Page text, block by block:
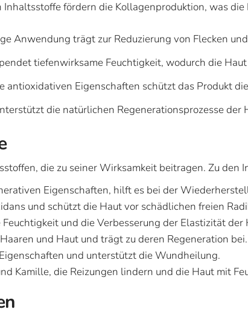
Inhaltsstoffe fördern die Kollagenproduktion, was
Anwendung trägt zur Reduzierung von Flecken
tiefenwirksame Feuchtigkeit, wodurch die
antioxidativen Eigenschaften schützt das Produkt
die natürlichen Regenerationsprozesse der
die zu seiner Wirksamkeit beitragen. Zu den
Eigenschaften, hilft es bei der
und schützt die Haut vor schädlichen freien
und die Verbesserung der Elastizität der
und Haut und trägt zu deren Regeneration bei.
und unterstützt die Wundheilung.
Kamille, die Reizungen lindern und die Haut mit